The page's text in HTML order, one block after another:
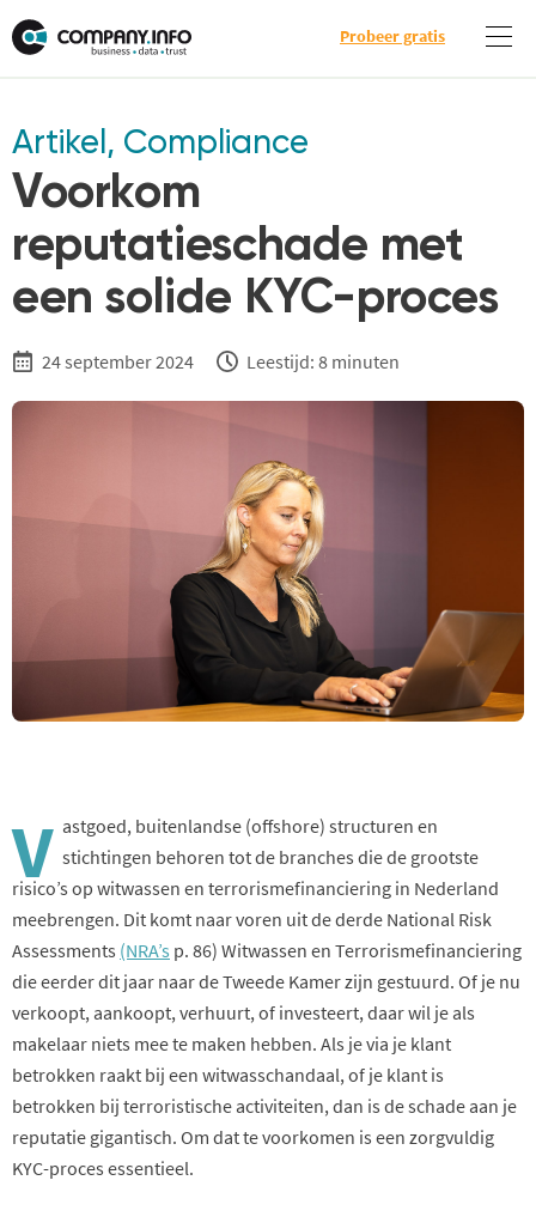
Probeer gratis
Artikel , Compliance
Voorkom
reputatieschade met
een solide KYC-proces
24 september 2024 Leestijd: 8 minuten
V astgoed, buitenlandse (offshore) structuren en
stichtingen behoren tot de branches die de grootste
risico’s op witwassen en terrorismefinanciering in Nederland
meebrengen. Dit komt naar voren uit de derde National Risk
Assessments (NRA’s p. 86) Witwassen en Terrorismefinanciering
die eerder dit jaar naar de Tweede Kamer zijn gestuurd. Of je nu
verkoopt, aankoopt, verhuurt, of investeert, daar wil je als
makelaar niets mee te maken hebben. Als je via je klant
betrokken raakt bij een witwasschandaal, of je klant is
betrokken bij terroristische activiteiten, dan is de schade aan je
reputatie gigantisch. Om dat te voorkomen is een zorgvuldig
KYC-proces essentieel.